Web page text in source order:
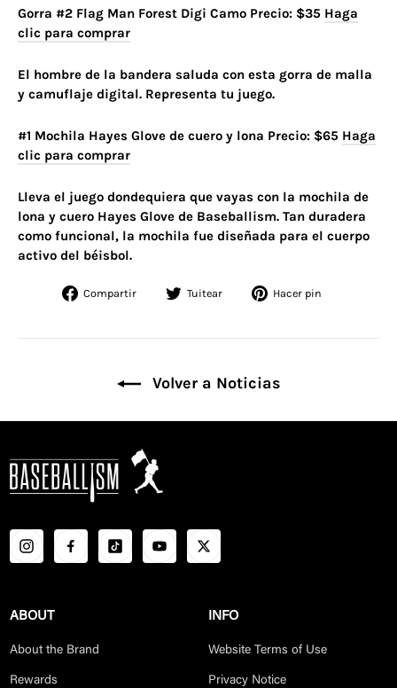
Gorra #2 Flag Man Forest Digi Camo Precio: $35 Haga
clic para comprar
El hombre de la bandera saluda con esta gorra de malla
y camuflaje digital. Representa tu juego.
#1 Mochila Hayes Glove de cuero y lona Precio: $65 Haga
clic para comprar
Lleva el juego dondequiera que vayas con la mochila de
lona y cuero Hayes Glove de Baseballism. Tan duradera
como funcional, la mochila fue diseñada para el cuerpo
activo del béisbol.
Compartir
Compartir
Tuitear
Tuitear Hacer pin
Volver a Noticias
ABOUT
About the Brand
Rewards
INFO
Website Terms of Use
Privacy Notice